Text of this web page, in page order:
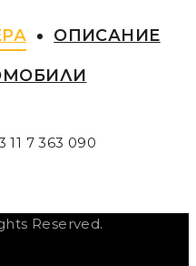
ОПИСАНИЕ
11 7 363 090
Reserved.